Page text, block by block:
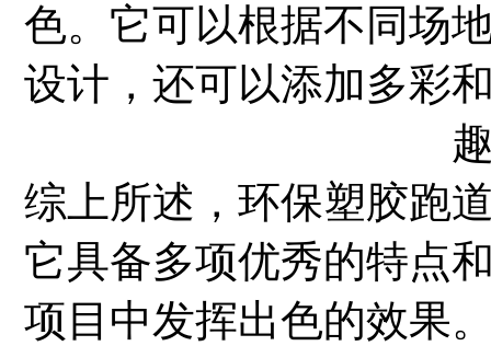
色。它可以根据不同场
设计，还可以添加多彩
综上所述，环保塑胶跑
它具备多项优秀的特点
项目中发挥出色的效果